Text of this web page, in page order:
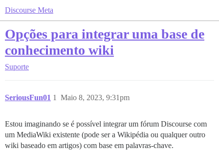
Discourse Meta
Opções para integrar uma base de
conhecimento wiki
Suporte
SeriousFun01 Maio 8, 2023, 9:31pm
1
Estou imaginando se é possível integrar um fórum Discourse com
um MediaWiki existente (pode ser a Wikipédia ou qualquer outro
wiki baseado em artigos) com base em palavras-chave.